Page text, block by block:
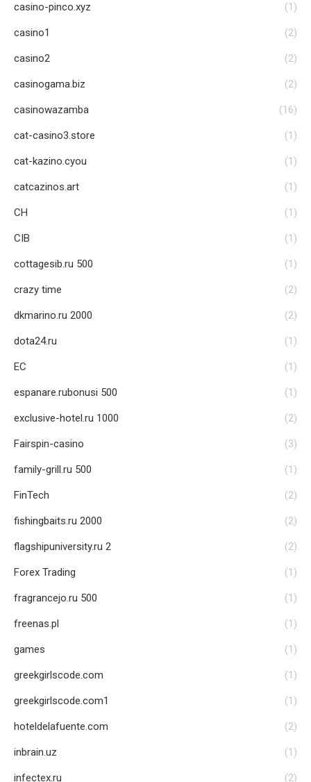
casino-pinco.xyz (1)
casino1 (2)
casino2 (2)
casinogama.biz (2)
casinowazamba (16)
cat-casino3.store (1)
cat-kazino.cyou (1)
catcazinos.art (1)
CH (1)
CIB (1)
cottagesib.ru 500 (1)
crazy time (2)
dkmarino.ru 2000 (2)
dota24.ru (1)
EC (1)
espanare.rubonusi 500 (1)
exclusive-hotel.ru 1000 (2)
Fairspin-casino (3)
family-grill.ru 500 (1)
FinTech (2)
fishingbaits.ru 2000 (2)
flagshipuniversity.ru 2 (2)
Forex Trading (1)
fragrancejo.ru 500 (1)
freenas.pl (1)
games (1)
greekgirlscode.com (1)
greekgirlscode.com1 (1)
hoteldelafuente.com (2)
inbrain.uz (1)
infectex.ru (2)